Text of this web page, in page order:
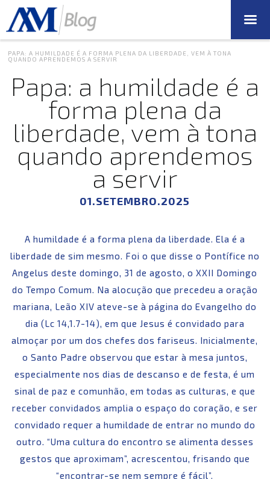
PAPA: A HUMILDADE É A FORMA PLENA DA LIBERDADE, VEM À TONA
QUANDO APRENDEMOS A SERVIR
Papa: a humildade é a
forma plena da
liberdade, vem à tona
quando aprendemos
a servir
01.SETEMBRO.2025
A humildade é a forma plena da liberdade. Ela é a
liberdade de sim mesmo. Foi o que disse o Pontífice no
Angelus deste domingo, 31 de agosto, o XXII Domingo
do Tempo Comum. Na alocução que precedeu a oração
mariana, Leão XIV ateve-se à página do Evangelho do
dia (Lc 14,1.7-14), em que Jesus é convidado para
almoçar por um dos chefes dos fariseus. Inicialmente,
o Santo Padre observou que estar à mesa juntos,
especialmente nos dias de descanso e de festa, é um
sinal de paz e comunhão, em todas as culturas, e que
receber convidados amplia o espaço do coração, e ser
convidado requer a humildade de entrar no mundo do
outro. “Uma cultura do encontro se alimenta desses
gestos que aproximam”, acrescentou, frisando que
“encontrar-se nem sempre é fácil”.